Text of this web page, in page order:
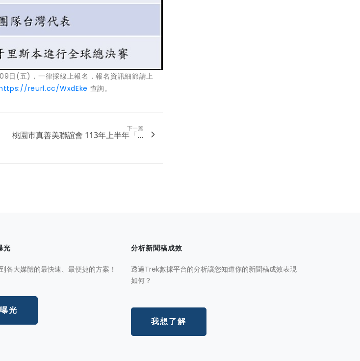
日(五)，一律採線上報名，報名資訊細節請上
reurl.cc/WxdEke 查詢。
下一篇
桃園市真善美聯誼會 113年上半年「...
光
各大媒體的最快速、最便捷的方案！
光
分析新聞稿成效
透過Trek數據平台的分析讓您知道你的新聞稿成效表現
如何？
我想了解